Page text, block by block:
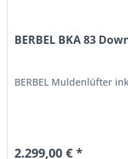
BERBEL BKA 83
BERBEL Muldenlüfter
2.299,00 € *